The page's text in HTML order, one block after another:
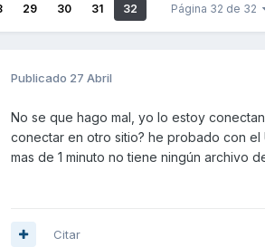
29 30 31 32 Página 32 de 32
Publicado 27 Abril
No se que hago mal, yo lo estoy
conectar en otro sitio? he probado con
mas de 1 minuto no tiene ningún archivo
Citar